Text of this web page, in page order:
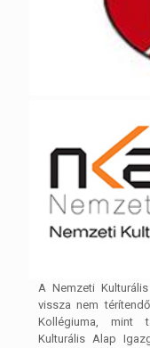
A Nemzeti
vissza nem
Kollégiuma, mint
Kulturális Alap